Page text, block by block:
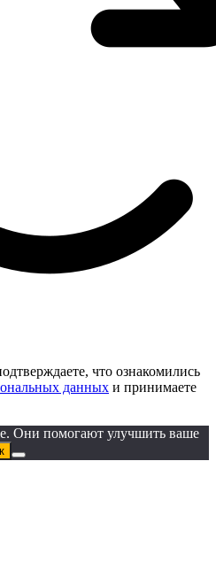
что ознакомились
данных и принимаете
Они помогают улучшить ваше